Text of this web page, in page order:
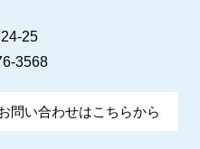
25
3568
問い合わせはこちらから